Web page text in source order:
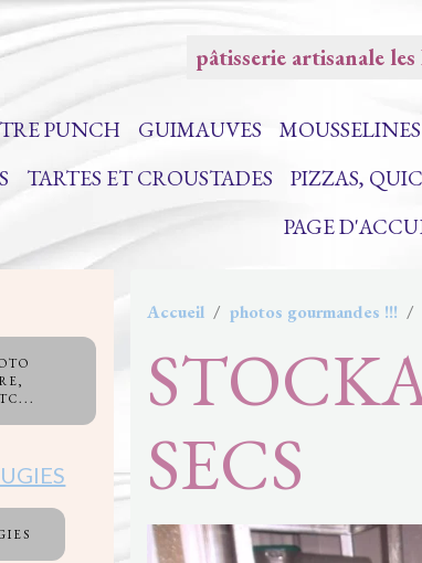
pâtisserie artisanale
PUNCH GUIMAUVES MOUSSELINES
TARTES ET CROUSTADES PIZZAS,
PAGE
Accueil photos gourmandes !!!
SECS